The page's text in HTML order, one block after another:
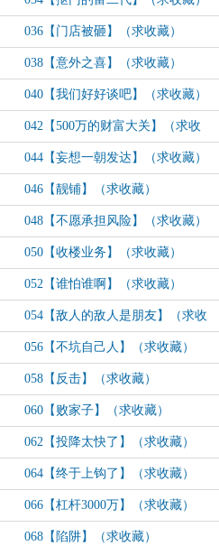
036【门店被砸】（求收藏）
038【意外之喜】（求收藏）
040【我们好好谈吧】（求收藏）
042【500万的财富大关】（求收
藏）
044【妄想一朝发达】（求收藏）
046【靓铺】（求收藏）
048【不愿承担风险】（求收藏）
050【收楼业务】（求收藏）
052【谁怕谁啊】（求收藏）
054【敌人的敌人是朋友】（求收
藏）
056【不坑自己人】（求收藏）
058【反击】（求收藏）
060【败家子】（求收藏）
062【投降太快了】（求收藏）
064【终于上钩了】（求收藏）
066【杠杆3000万】（求收藏）
068【陷阱】（求收藏）